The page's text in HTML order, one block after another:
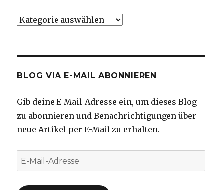
Kategorien
BLOG VIA E-MAIL ABONNIEREN
Gib deine E-Mail-Adresse ein, um dieses Blog
zu abonnieren und Benachrichtigungen über
neue Artikel per E-Mail zu erhalten.
E-
Mail-
Adresse